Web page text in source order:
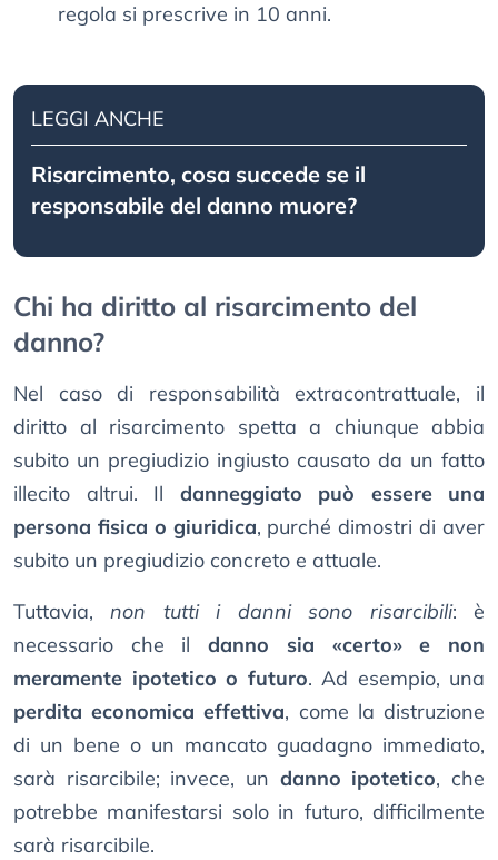
regola si prescrive in 10 anni.
LEGGI ANCHE
Risarcimento, cosa succede se il
responsabile del danno muore?
Chi ha diritto al risarcimento del
danno?
Nel caso di responsabilità extracontrattuale, il
diritto al risarcimento spetta a chiunque abbia
subito un pregiudizio ingiusto causato da un fatto
illecito altrui. Il danneggiato può essere una
persona fisica o giuridica, purché dimostri di aver
subito un pregiudizio concreto e attuale.
Tuttavia,non tutti i danni sono risarcibili: è
necessario che ildanno sia «certo» e non
meramente ipotetico o futuro. Ad esempio, una
perdita economica effettiva, come la distruzione
di un bene o un mancato guadagno immediato,
sarà risarcibile; invece, un danno ipotetico, che
potrebbe manifestarsi solo in futuro, difficilmente
sarà risarcibile.